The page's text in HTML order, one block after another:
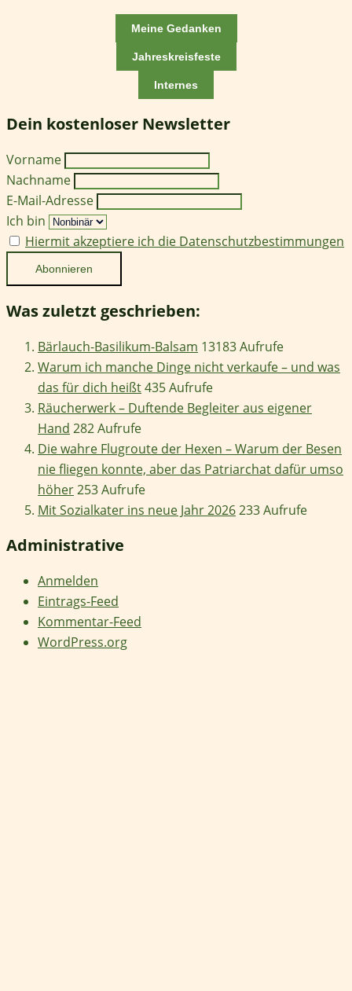
Meine Gedanken
Jahreskreisfeste
Internes
Dein kostenloser Newsletter
Vorname
Nachname
E-Mail-Adresse
Ich bin
Hiermit akzeptiere ich die Datenschutzbestimmungen
Was zuletzt geschrieben:
Bärlauch-Basilikum-Balsam 13183 Aufrufe
Warum ich manche Dinge nicht verkaufe – und was
das für dich heißt435 Aufrufe
Räucherwerk – Duftende Begleiter aus eigener
Hand 282 Aufrufe
Die wahre Flugroute der Hexen – Warum der Besen
nie fliegen konnte, aber das Patriarchat dafür umso
höher253 Aufrufe
Mit Sozialkater ins neue Jahr 2026233 Aufrufe
Administrative
Anmelden
Eintrags-Feed
Kommentar-Feed
WordPress.org